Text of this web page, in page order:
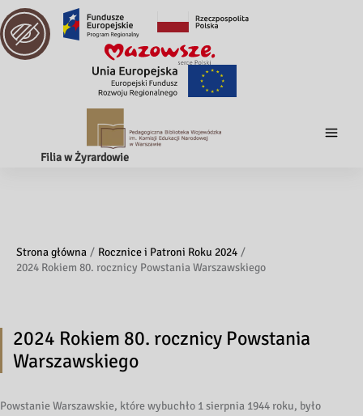
Filia w Żyrardowie
Strona główna
Rocznice i Patroni Roku 2024
2024 Rokiem 80. rocznicy Powstania Warszawskiego
2024 Rokiem 80. rocznicy Powstania
Warszawskiego
Powstanie Warszawskie, które wybuchło 1 sierpnia 1944 roku, było